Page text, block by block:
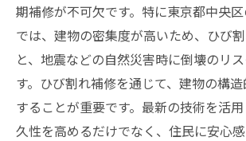
期補修が不可欠です。特に東京都中央
では、建物の密集度が高いため、ひび
と、地震などの自然災害時に倒壊のリ
す。ひび割れ補修を通じて、建物の構
することが重要です。最新の技術を活
久性を高めるだけでなく、住民に安心感